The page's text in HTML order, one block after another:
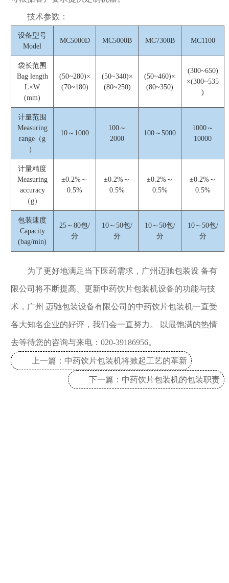
技术参数：
设备型号
Model
MC5000D MC5000B MC7300B MC1100
袋长范围
Bag length
L×W
(mm)
(50~280)×
(70~180)
(50~340)×
(80~250)
(50~460)×
(80~350)
(300~650)
×(300~535
)
计量范围
Measuring
range（g
）
10～1000
100～
2000
100～5000
1000～
10000
计量精度
Measuring
accuracy
（g）
±0.2%～
0.5%
±0.2%～
0.5%
±0.2%～
0.5%
±0.2%～
0.5%
包装速度
Capacity
(bag/min)
25～80包/
分
10～50包/
分
10～50包/
分
10～50包/
分
为了更好地满足当下医药需求，广州迈驰包装设 备有
限公司将不断提高、更新中药饮片包装机设备的功能与技
术，广州 迈驰包装设备有限公司的中药饮片包装机一直受
各大知名企业的好评，我们会一直努力。 以最饱满的热情
去等待您的咨询与来电：020-39186956。
上一篇：中药饮片包装机将掀起工艺的革新
下一篇：中药饮片包装机的包装职责